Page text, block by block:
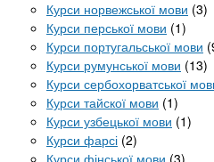
Курси норвежської мови (3)
Курси перської мови (1)
Курси португальської мови
Курси румунської мови (13)
Курси сербохорватської
Курси тайскої мови (1)
Курси узбецької мови (1)
Курси фарсі (2)